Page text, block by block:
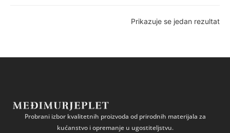
Prikazuje se jedan rezultat
Probrani izbor kvalitetnih proizvoda od prirodnih materijala za
kućanstvo i opremanje u ugostiteljstvu.